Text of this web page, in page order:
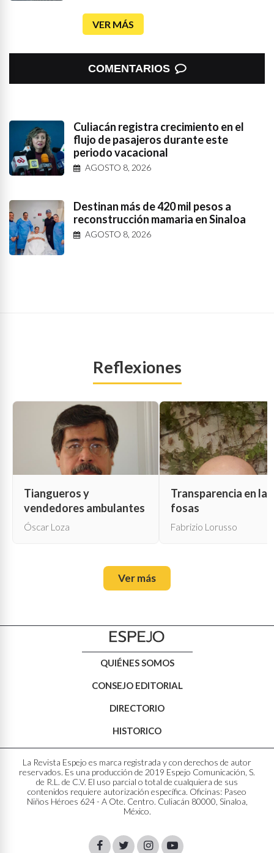
VER MÁS
COMENTARIOS
Culiacán registra crecimiento en el
flujo de pasajeros durante este
periodo vacacional
AGOSTO 8, 2026
Destinan más de 420 mil pesos a
reconstrucción mamaria en Sinaloa
AGOSTO 8, 2026
Reflexiones
Tiangueros y
vendedores ambulantes
Óscar Loza
Transparencia en las
fosas
Fabrizio Lorusso
Ver más
QUIÉNES SOMOS
CONSEJO EDITORIAL
DIRECTORIO
HISTORICO
La Revista Espejo es marca registrada y con derechos de autor
reservados. Es una producción de 2019 Espejo Comunicación, S.
de R.L. de C.V. El uso parcial o total de cualquiera de sus
contenidos requiere autorización específica. Oficinas: Paseo
Niños Héroes 624 - A Ote. Centro. Culiacán 80000, Sinaloa,
México.
FacebookTwitterInstagram
Youtube